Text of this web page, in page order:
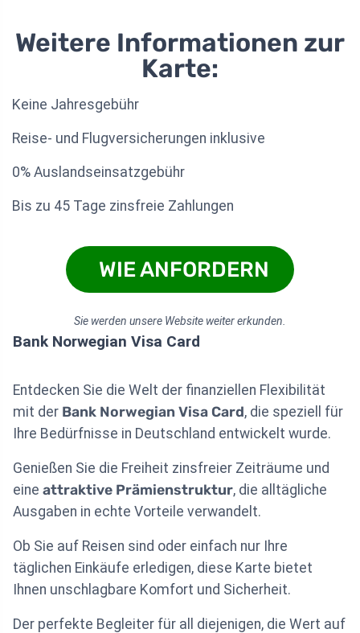
Weitere Informationen zur
Karte:
Keine Jahresgebühr
Reise- und Flugversicherungen inklusive
0% Auslandseinsatzgebühr
Bis zu 45 Tage zinsfreie Zahlungen
WIE ANFORDERN
Sie werden unsere Website weiter erkunden.
Bank Norwegian Visa Card
Entdecken Sie die Welt der finanziellen Flexibilität
mit der Bank Norwegian Visa Card, die speziell für
Ihre Bedürfnisse in Deutschland entwickelt wurde.
Genießen Sie die Freiheit zinsfreier Zeiträume und
eine attraktive Prämienstruktur, die alltägliche
Ausgaben in echte Vorteile verwandelt.
Ob Sie auf Reisen sind oder einfach nur Ihre
täglichen Einkäufe erledigen, diese Karte bietet
Ihnen unschlagbare Komfort und Sicherheit.
Der perfekte Begleiter für all diejenigen, die Wert auf